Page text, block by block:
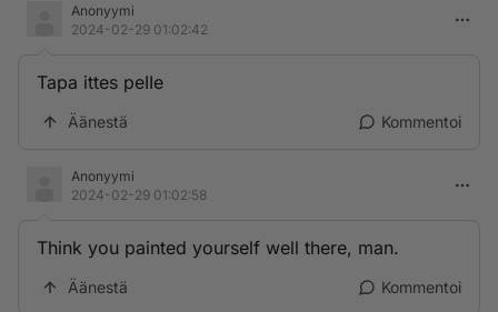
Anonyymi
2024-02-29 01:02:42
Tapa ittes peIIe
Äänestä Kommentoi
Anonyymi
2024-02-29 01:02:58
Think you painted yourself well there, man.
Äänestä Kommentoi